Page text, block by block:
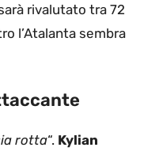
rivalutato tra 72
l’Atalanta sembra
rotta“. Kylian